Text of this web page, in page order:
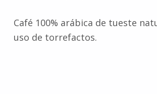
Café 100% arábica de tueste
uso de torrefactos.